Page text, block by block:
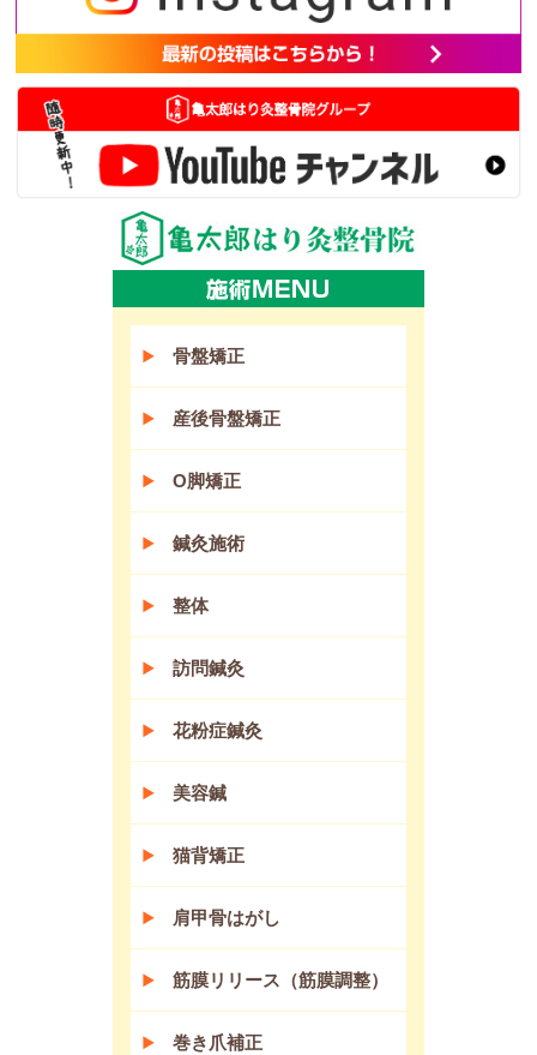
骨盤矯正
産後骨盤矯正
O脚矯正
鍼灸施術
整体
訪問鍼灸
花粉症鍼灸
美容鍼
猫背矯正
肩甲骨はがし
筋膜リリース（筋膜調整）
巻き爪補正